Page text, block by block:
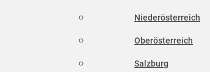
Niederösterreich
Oberösterreich
Salzburg